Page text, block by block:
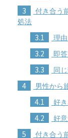
3
付き合う
処法
3.1 理
3.2 即
3.3 同
4 男性から
4.1 好
4.2 好
5 付き合う